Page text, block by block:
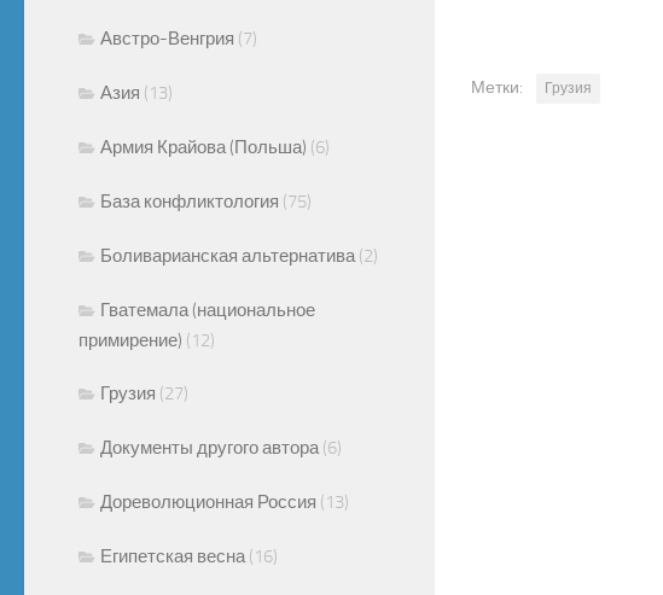
Метки: Грузия
Австро-Венгрия (7)
Азия (13)
Армия Крайова (Польша) (6)
База конфликтология (75)
Боливарианская альтернатива (2)
Гватемала (национальное
примирение) (12)
Грузия (27)
Документы другого автора (6)
Дореволюционная Россия (13)
Египетская весна (16)